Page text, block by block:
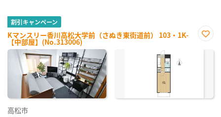
割引キャンペーン
Kマンスリー香川高松大学前（さぬき東街道前） 103・1K-
【中部屋】(No.313006)
に入
高松市